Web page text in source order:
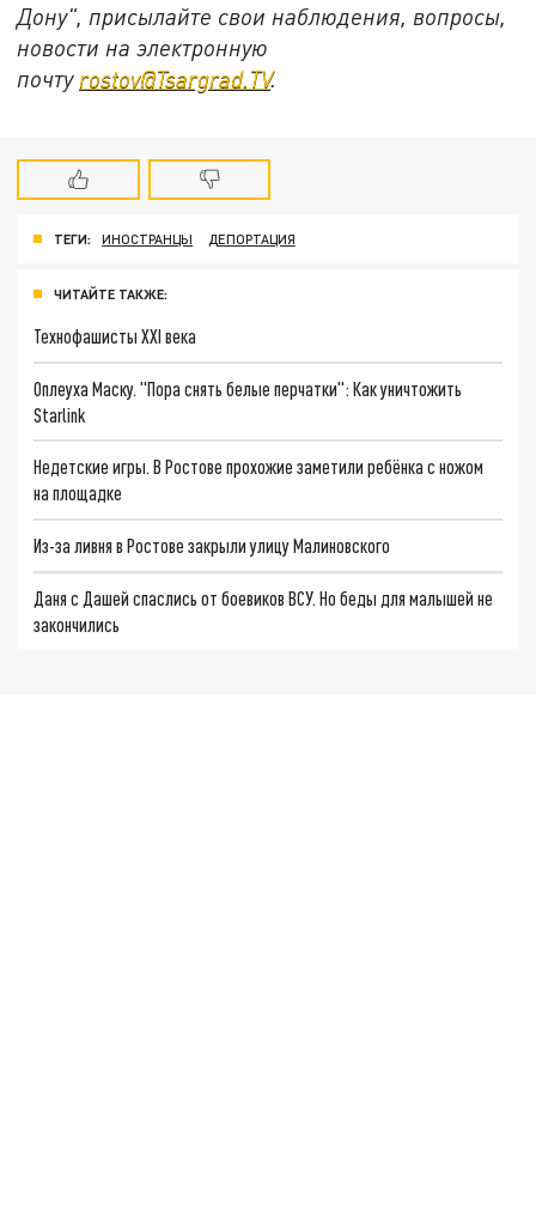
Дону", присылайте свои наблюдения, вопросы,
новости на электронную
почту rostov@Tsargrad.ТV.
ТЕГИ: ИНОСТРАНЦЫ ДЕПОРТАЦИЯ
ЧИТАЙТЕ ТАКЖЕ:
Технофашисты XXI века
Оплеуха Маску. "Пора снять белые перчатки": Как уничтожить
Starlink
Недетские игры. В Ростове прохожие заметили ребёнка с ножом
на площадке
Из-за ливня в Ростове закрыли улицу Малиновского
Даня с Дашей спаслись от боевиков ВСУ. Но беды для малышей не
закончились